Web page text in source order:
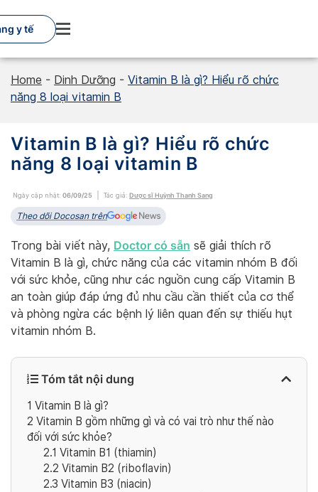
to
content
y tế
Home - Dinh Dưỡng - Vitamin B là gì? Hiểu rõ chức
năng 8 loại vitamin B
Vitamin B là gì? Hiểu rõ chức
năng 8 loại vitamin B
Ngày cập nhật: 06/09/25 Tác giả: Dược sĩ Huỳnh Thanh Sang
Theo dõi Docosan trên
Trong bài viết này, Doctor có sẵn sẽ giải thích rõ
Vitamin B là gì, chức năng của các vitamin nhóm B đối
với sức khỏe, cũng như các nguồn cung cấp Vitamin B
an toàn giúp đáp ứng đủ nhu cầu cần thiết của cơ thể
và phòng ngừa các bệnh lý liên quan đến sự thiếu hụt
vitamin nhóm B.
Tóm tắt nội dung
1 Vitamin B là gì?
2 Vitamin B gồm những gì và có vai trò như thế nào
đối với sức khỏe?
2.1 Vitamin B1 (thiamin)
2.2 Vitamin B2 (riboflavin)
2.3 Vitamin B3 (niacin)